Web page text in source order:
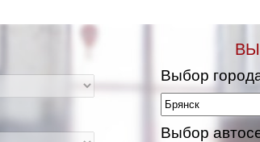
Выбор
Выбор